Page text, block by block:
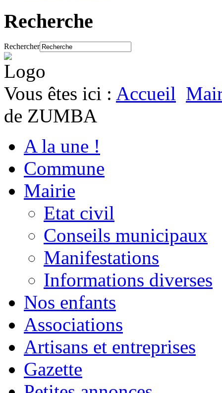
Recherche
Rechercher
Vous êtes ici : Accueil
de ZUMBA
A la une !
Commune
Mairie
Etat civil
Conseils municipaux
Manifestations
Informations diverses
Nos enfants
Associations
Artisans et entreprises
Gazette